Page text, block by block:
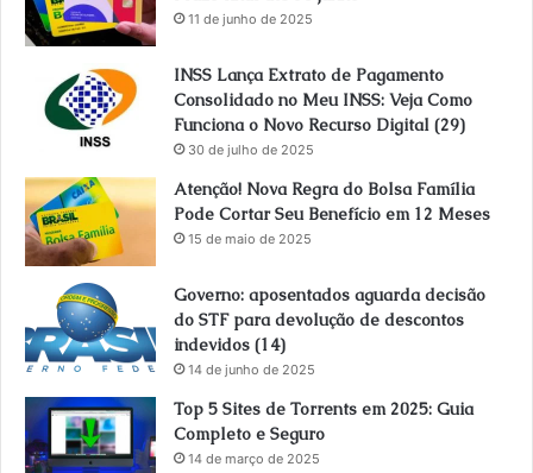
11 de junho de 2025
INSS Lança Extrato de Pagamento
Consolidado no Meu INSS: Veja Como
Funciona o Novo Recurso Digital (29)
30 de julho de 2025
Atenção! Nova Regra do Bolsa Família
Pode Cortar Seu Benefício em 12 Meses
15 de maio de 2025
Governo: aposentados aguarda decisão
do STF para devolução de descontos
indevidos (14)
14 de junho de 2025
Top 5 Sites de Torrents em 2025: Guia
Completo e Seguro
14 de março de 2025